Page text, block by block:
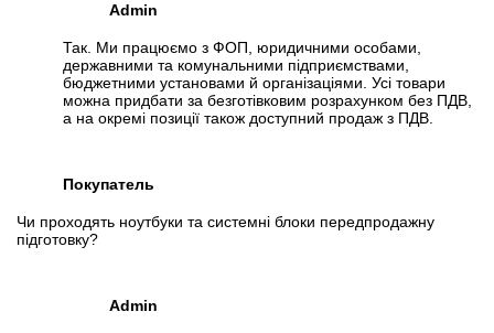
Admin
Так. Ми працюємо з ФОП, юридичними особами,
державними та комунальними підприємствами,
бюджетними установами й організаціями. Усі товари
можна придбати за безготівковим розрахунком без ПДВ,
а на окремі позиції також доступний продаж з ПДВ.
Покупатель
Чи проходять ноутбуки та системні блоки передпродажну
підготовку?
Admin